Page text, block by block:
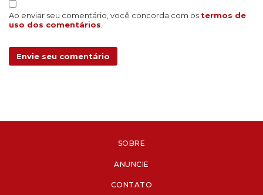
Ao enviar seu comentário, você concorda com os termos de
uso dos comentários.
Envie seu comentário
SOBRE
ANUNCIE
CONTATO